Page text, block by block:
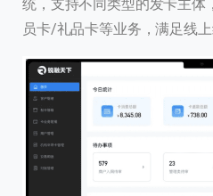
统，支持不同类型的发卡主体
员卡/礼品卡等业务，满足线